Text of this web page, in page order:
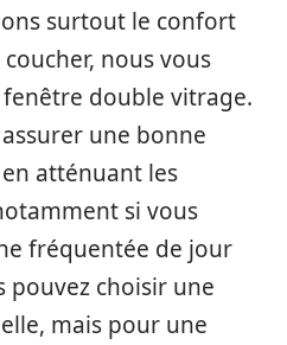
surtout le confort
nous vous
double vitrage.
une bonne
atténuant les
si vous
fréquentée de jour
pouvez choisir une
mais pour une